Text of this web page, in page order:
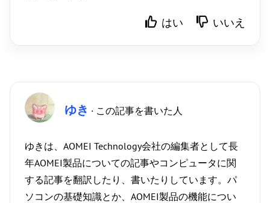
はい いいえ
ゆき · この記事を書いた人
ゆきは、AOMEI Technology会社の編集者として長
年AOMEI製品についての記事やコンピュータに関
する記事を翻訳したり、書いたりしています。パ
ソコンの基礎知識とか、AOMEI製品の機能につい